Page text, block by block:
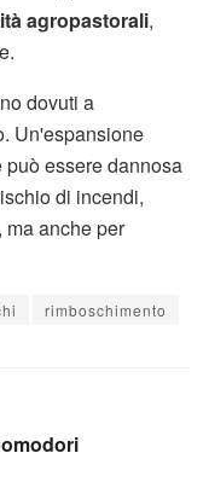
agropastorali,
dovuti a
Un'espansione
essere dannosa
di incendi,
ma anche per
rimboschimento